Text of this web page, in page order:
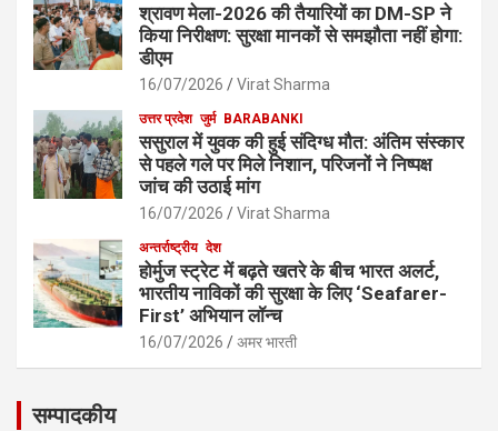
श्रावण मेला-2026 की तैयारियों का DM-SP ने
किया निरीक्षण: सुरक्षा मानकों से समझौता नहीं होगा:
डीएम
16/07/2026 Virat Sharma
उत्तर प्रदेश जुर्म BARABANKI
ससुराल में युवक की हुई संदिग्ध मौत: अंतिम संस्कार
से पहले गले पर मिले निशान, परिजनों ने निष्पक्ष
जांच की उठाई मांग
16/07/2026 Virat Sharma
अन्तर्राष्ट्रीय देश
होर्मुज स्ट्रेट में बढ़ते खतरे के बीच भारत अलर्ट,
भारतीय नाविकों की सुरक्षा के लिए ‘Seafarer-
First’ अभियान लॉन्च
16/07/2026 अमर भारती
सम्पादकीय